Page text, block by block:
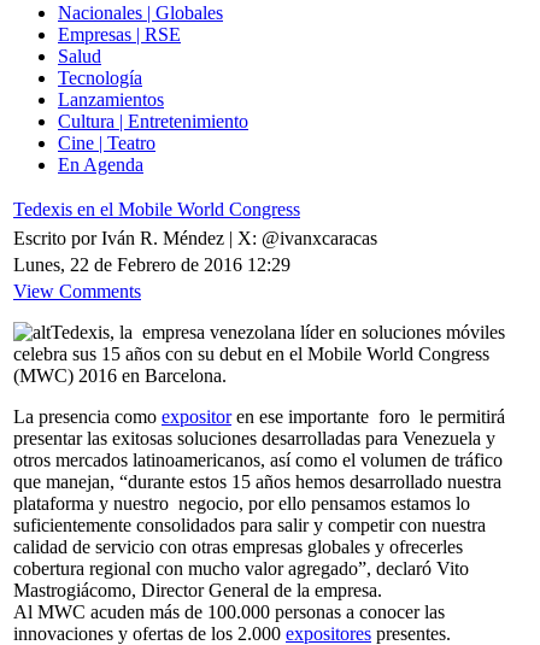
Nacionales | Globales
Empresas | RSE
Salud
Tecnología
Lanzamientos
Cultura | Entretenimiento
Cine | Teatro
En Agenda
Tedexis en el Mobile World Congress
Escrito por Iván R. Méndez | X: @ivanxcaracas
Lunes, 22 de Febrero de 2016 12:29
View Comments
Tedexis, la empresa venezolana líder en soluciones móviles
celebra sus 15 años con su debut en el Mobile World Congress
(MWC) 2016 en Barcelona.
La presencia como expositoren ese importante foro le permitirá
presentar las exitosas soluciones desarrolladas para Venezuela y
otros mercados latinoamericanos, así como el volumen de tráfico
que manejan, “durante estos 15 años hemos desarrollado nuestra
plataforma y nuestro negocio, por ello pensamos estamos lo
suficientemente consolidados para salir y competir con nuestra
calidad de servicio con otras empresas globales y ofrecerles
cobertura regional con mucho valor agregado”, declaró Vito
Mastrogiácomo, Director General de la empresa.
Al MWC acuden más de 100.000 personas a conocer las
innovaciones y ofertas de los 2.000 expositores presentes.